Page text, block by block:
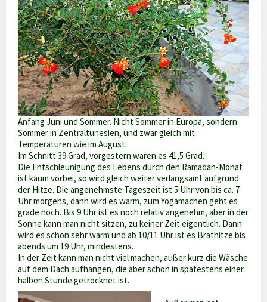
Anfang Juni und Sommer. Nicht Sommer in Europa, sondern
Sommer in Zentraltunesien, und zwar gleich mit
Temperaturen wie im August.
Im Schnitt 39 Grad, vorgestern waren es 41,5 Grad.
Die Entschleunigung des Lebens durch den Ramadan-Monat
ist kaum vorbei, so wird gleich weiter verlangsamt aufgrund
der Hitze. Die angenehmste Tageszeit ist 5 Uhr von bis ca. 7
Uhr morgens, dann wird es warm, zum Yogamachen geht es
grade noch. Bis 9 Uhr ist es noch relativ angenehm, aber in der
Sonne kann man nicht sitzen, zu keiner Zeit eigentlich. Dann
wird es schon sehr warm und ab 10/11 Uhr ist es Brathitze bis
abends um 19 Uhr, mindestens.
In der Zeit kann man nicht viel machen, außer kurz die Wäsche
auf dem Dach aufhängen, die aber schon in spätestens einer
halben Stunde getrocknet ist.